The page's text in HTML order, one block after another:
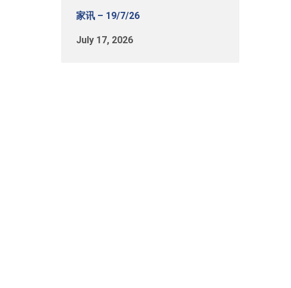
家讯 – 19/7/26
July 17, 2026